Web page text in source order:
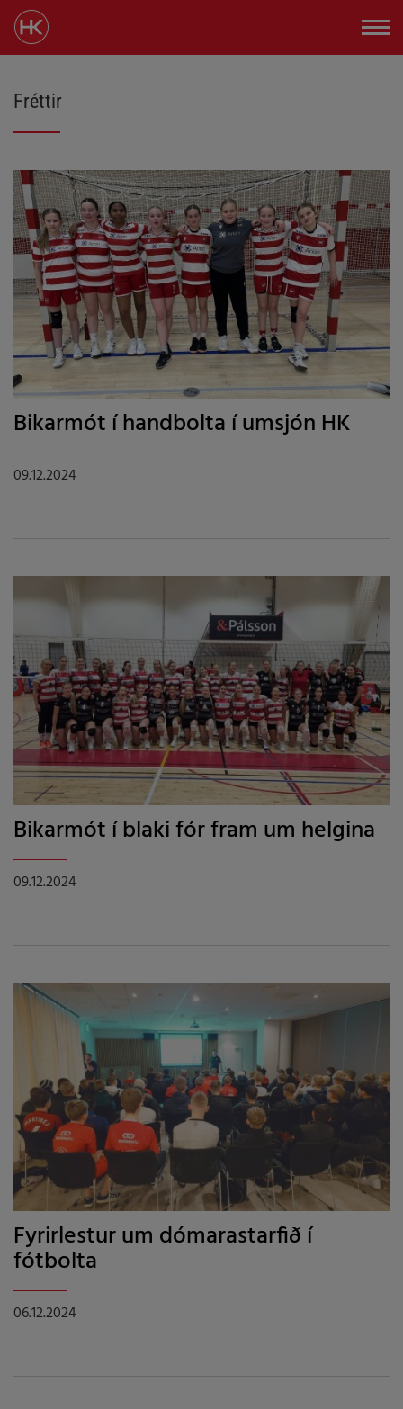
Fréttir
Bikarmót í handbolta í umsjón HK
09.12.2024
Bikarmót í blaki fór fram um helgina
09.12.2024
Fyrirlestur um dómarastarfið í
fótbolta
06.12.2024